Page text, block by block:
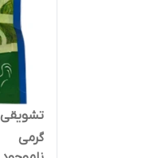
گرمی